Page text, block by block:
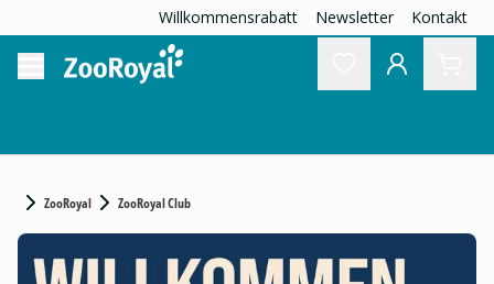
Willkommensrabatt Newsletter Kontakt
ZooRoyal ZooRoyal Club